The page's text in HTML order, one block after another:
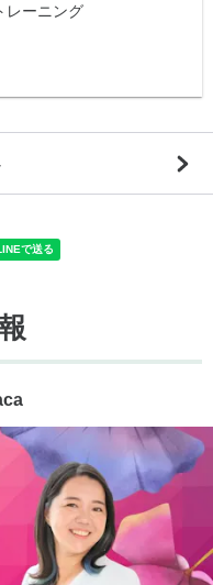
レーニング